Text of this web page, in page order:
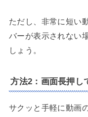
ただし、非常に短い
バーが表示されない
しょう。
方法2：画面長押し
サクッと手軽に動画